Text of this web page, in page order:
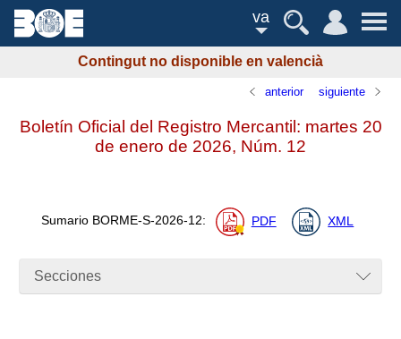
va
Contingut no disponible en valencià
anterior siguiente
Boletín Oficial del Registro Mercantil: martes 20
de enero de 2026, Núm. 12
Sumario BORME-S-2026-12: PDF XML
Secciones